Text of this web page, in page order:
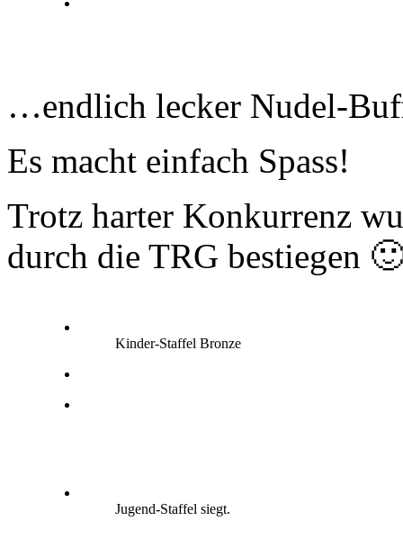
…endlich lecker Nudel-
Es macht einfach Spass!
Trotz harter Konkurrenz
durch die TRG bestiegen
Kinder-Staffel Bronze
Jugend-Staffel siegt.